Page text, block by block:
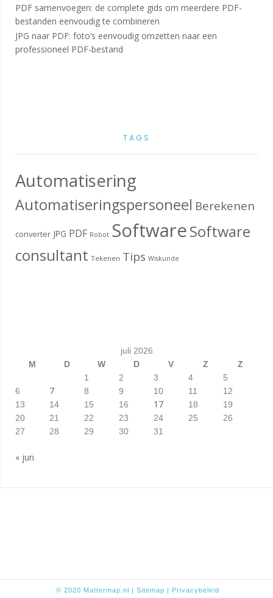
PDF samenvoegen: de complete gids om meerdere PDF-
bestanden eenvoudig te combineren
JPG naar PDF: foto’s eenvoudig omzetten naar een
professioneel PDF-bestand
TAGS
Automatisering
Automatiseringspersoneel Berekenen
converter JPG PDF Robot SoftwareSoftware
consultant Tekenen Tips Wiskunde
juli 2026
M
D W D V Z
Z
1
2 3 4
5
6
7 8 9 10 11
12
13
14 15 16 17 18
19
20
21 22 23 24 25
26
27
28 29 30 31
« jun
© 2020 Mattermap.nl Sitemap Privacybeleid